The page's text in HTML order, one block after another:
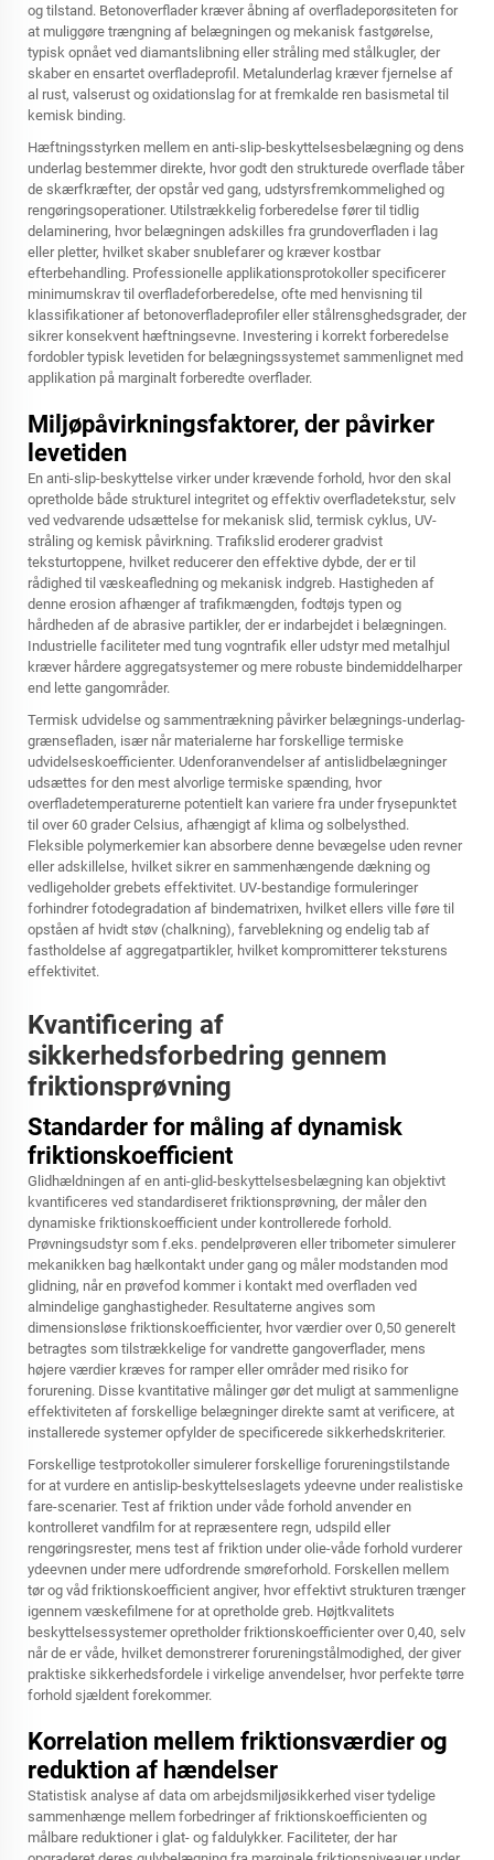
og tilstand. Betonoverflader kræver åbning af overfladeporøsiteten for
at muliggøre trængning af belægningen og mekanisk fastgørelse,
typisk opnået ved diamantslibning eller stråling med stålkugler, der
skaber en ensartet overfladeprofil. Metalunderlag kræver fjernelse af
al rust, valserust og oxidationslag for at fremkalde ren basismetal til
kemisk binding.
Hæftningsstyrken mellem en anti-slip-beskyttelsesbelægning og dens
underlag bestemmer direkte, hvor godt den strukturede overflade tåber
de skærfkræfter, der opstår ved gang, udstyrsfremkommelighed og
rengøringsoperationer. Utilstrækkelig forberedelse fører til tidlig
delaminering, hvor belægningen adskilles fra grundoverfladen i lag
eller pletter, hvilket skaber snublefarer og kræver kostbar
efterbehandling. Professionelle applikationsprotokoller specificerer
minimumskrav til overfladeforberedelse, ofte med henvisning til
klassifikationer af betonoverfladeprofiler eller stålrensghedsgrader, der
sikrer konsekvent hæftningsevne. Investering i korrekt forberedelse
fordobler typisk levetiden for belægningssystemet sammenlignet med
applikation på marginalt forberedte overflader.
Miljøpåvirkningsfaktorer, der påvirker
levetiden
En anti-slip-beskyttelse virker under krævende forhold, hvor den skal
opretholde både strukturel integritet og effektiv overfladetekstur, selv
ved vedvarende udsættelse for mekanisk slid, termisk cyklus, UV-
stråling og kemisk påvirkning. Trafikslid eroderer gradvist
teksturtoppene, hvilket reducerer den effektive dybde, der er til
rådighed til væskeafledning og mekanisk indgreb. Hastigheden af
denne erosion afhænger af trafikmængden, fodtøjs typen og
hårdheden af de abrasive partikler, der er indarbejdet i belægningen.
Industrielle faciliteter med tung vogntrafik eller udstyr med metalhjul
kræver hårdere aggregatsystemer og mere robuste bindemiddelharper
end lette gangområder.
Termisk udvidelse og sammentrækning påvirker belægnings-underlag-
grænsefladen, især når materialerne har forskellige termiske
udvidelseskoefficienter. Udenforanvendelser af antislidbelægninger
udsættes for den mest alvorlige termiske spænding, hvor
overfladetemperaturerne potentielt kan variere fra under frysepunktet
til over 60 grader Celsius, afhængigt af klima og solbelysthed.
Fleksible polymerkemier kan absorbere denne bevægelse uden revner
eller adskillelse, hvilket sikrer en sammenhængende dækning og
vedligeholder grebets effektivitet. UV-bestandige formuleringer
forhindrer fotodegradation af bindematrixen, hvilket ellers ville føre til
opståen af hvidt støv (chalkning), farveblekning og endelig tab af
fastholdelse af aggregatpartikler, hvilket kompromitterer teksturens
effektivitet.
Kvantificering af
sikkerhedsforbedring gennem
friktionsprøvning
Standarder for måling af dynamisk
friktionskoefficient
Glidhældningen af en anti-glid-beskyttelsesbelægning kan objektivt
kvantificeres ved standardiseret friktionsprøvning, der måler den
dynamiske friktionskoefficient under kontrollerede forhold.
Prøvningsudstyr som f.eks. pendelprøveren eller tribometer simulerer
mekanikken bag hælkontakt under gang og måler modstanden mod
glidning, når en prøvefod kommer i kontakt med overfladen ved
almindelige ganghastigheder. Resultaterne angives som
dimensionsløse friktionskoefficienter, hvor værdier over 0,50 generelt
betragtes som tilstrækkelige for vandrette gangoverflader, mens
højere værdier kræves for ramper eller områder med risiko for
forurening. Disse kvantitative målinger gør det muligt at sammenligne
effektiviteten af forskellige belægninger direkte samt at verificere, at
installerede systemer opfylder de specificerede sikkerhedskriterier.
Forskellige testprotokoller simulerer forskellige forureningstilstande
for at vurdere en antislip-beskyttelseslagets ydeevne under realistiske
fare-scenarier. Test af friktion under våde forhold anvender en
kontrolleret vandfilm for at repræsentere regn, udspild eller
rengøringsrester, mens test af friktion under olie-våde forhold vurderer
ydeevnen under mere udfordrende smøreforhold. Forskellen mellem
tør og våd friktionskoefficient angiver, hvor effektivt strukturen trænger
igennem væskefilmene for at opretholde greb. Højtkvalitets
beskyttelsessystemer opretholder friktionskoefficienter over 0,40, selv
når de er våde, hvilket demonstrerer forureningstålmodighed, der giver
praktiske sikkerhedsfordele i virkelige anvendelser, hvor perfekte tørre
forhold sjældent forekommer.
Korrelation mellem friktionsværdier og
reduktion af hændelser
Statistisk analyse af data om arbejdsmiljøsikkerhed viser tydelige
sammenhænge mellem forbedringer af friktionskoefficienten og
målbare reduktioner i glat- og faldulykker. Faciliteter, der har